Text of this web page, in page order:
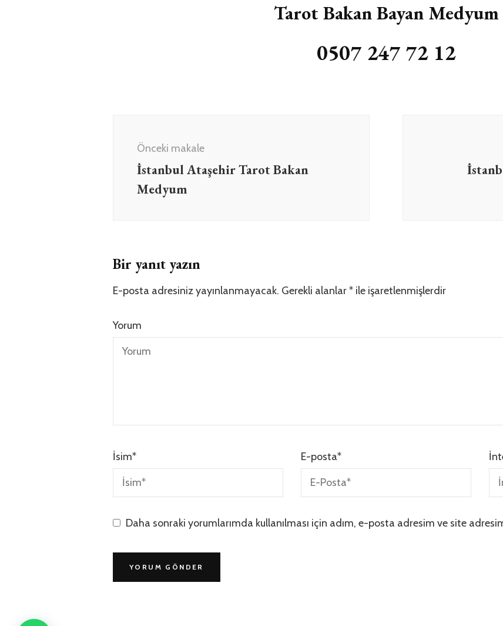
Tarot Bakan Bayan Medyum
0507 247 72 12
dolaşımı
Önceki makale
İstanbul Ataşehir Tarot Bakan
Medyum
Bir yanıt yazın
E-posta adresiniz yayınlanmayacak. Gerekli alanlar* ile işaretlenmişlerdir
Yorum
İsim* E-posta*
Daha sonraki yorumlarımda kullanılması için adım, e-posta adresim ve site